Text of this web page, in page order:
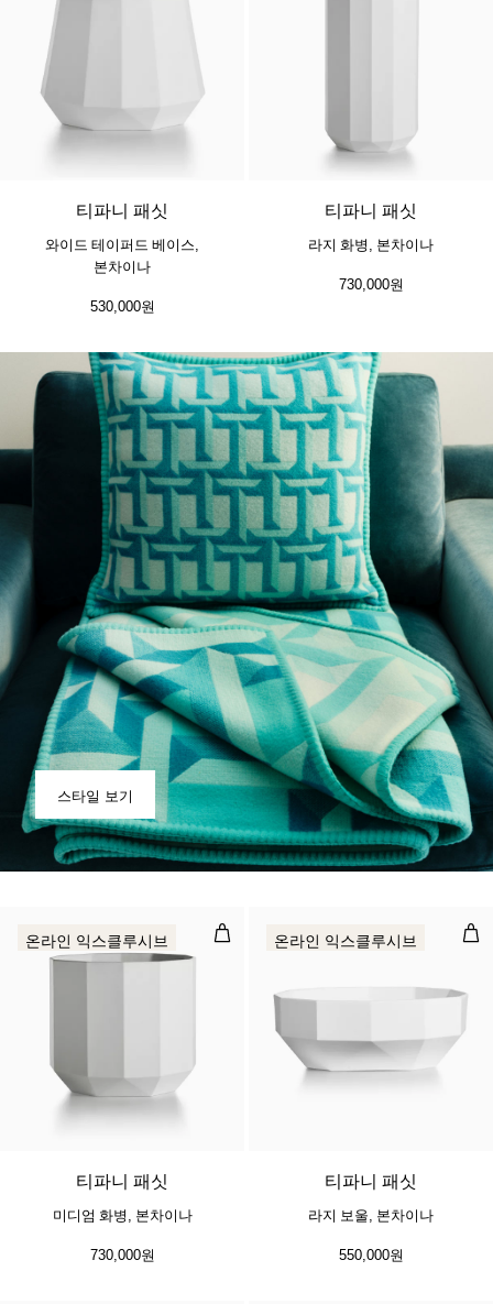
티파니 패싯
와이드 테이퍼드 베이스,
본차이나
530,000원
티파니 패싯
라지 화병, 본차이나
730,000원
스타일 보기
미디엄 화병, 본차이나
온라인 익스클루시브
티파니 패싯
미디엄 화병, 본차이나
730,000원
라
온라인 익스클루시브
티파니 패싯
라지 보울, 본차이나
550,000원